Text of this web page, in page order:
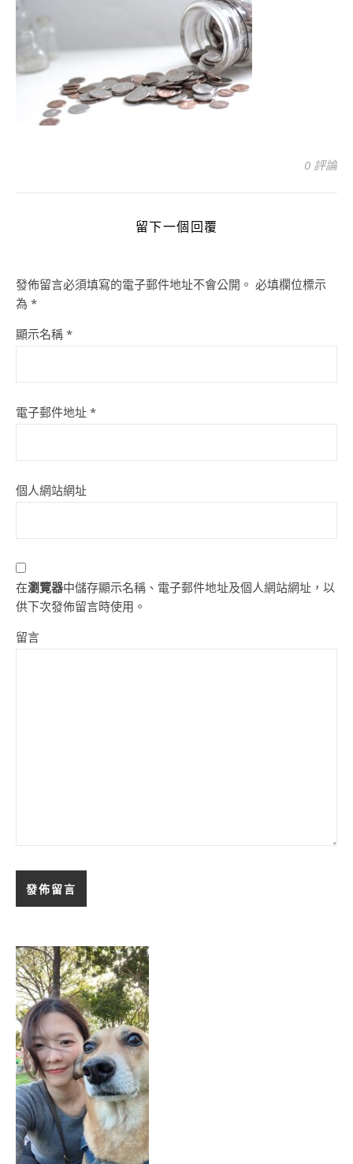
0 評論
留下一個回覆
發佈留言必須填寫的電子郵件地址不會公開。 必填欄位標示
為 *
顯示名稱 *
電子郵件地址 *
個人網站網址
在瀏覽器中儲存顯示名稱、電子郵件地址及個人網站網址，以
供下次發佈留言時使用。
留言